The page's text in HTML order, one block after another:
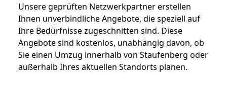
Unsere geprüften Netzwerkpartner erstellen
Ihnen unverbindliche Angebote, die speziell auf
Ihre Bedürfnisse zugeschnitten sind. Diese
Angebote sind kostenlos, unabhängig davon, ob
Sie einen Umzug innerhalb von Staufenberg oder
außerhalb Ihres aktuellen Standorts planen.